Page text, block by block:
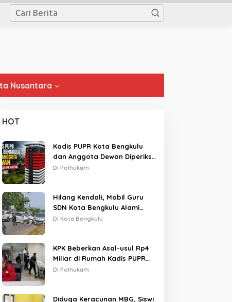
Nusantara
HOT
Kadis PUPR Kota Bengkulu
dan Anggota Dewan Diperiksa
KPK Hari Ini
Di Polhukam
Hilang Kendali, Mobil Guru
SDN Kota Bengkulu Alami
Tabrakan Beruntun di Lampu
Di Kota Bengkulu
KPK Beberkan Asal-usul Rp4
Miliar di Rumah Kadis PUPR
Kota Bengkulu
Di Polhukam
Diduga Keracunan MBG, Siswi